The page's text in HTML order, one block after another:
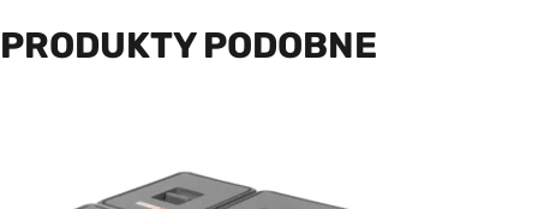
PRODUKTY PODOBNE